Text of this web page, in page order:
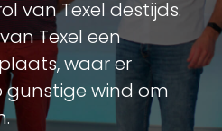
van Texel destijds.
Texel een
waar er
wind om